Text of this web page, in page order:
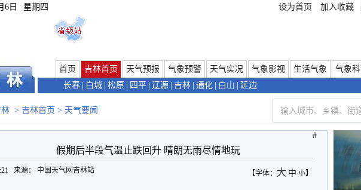
6日 星期四 设为首页 加入收藏
首页 吉林首页 天气预报 气象预警 天气实况 气象影视 生活气象 气象
长春
白城 松原 四平 辽源 吉林 通化 白山 延边
> 吉林首页 > 天气要闻
假期后半段气温止跌回升 晴朗无雨尽情地玩
【字体： 大 中 小】
来源： 中国天气网吉林站
#